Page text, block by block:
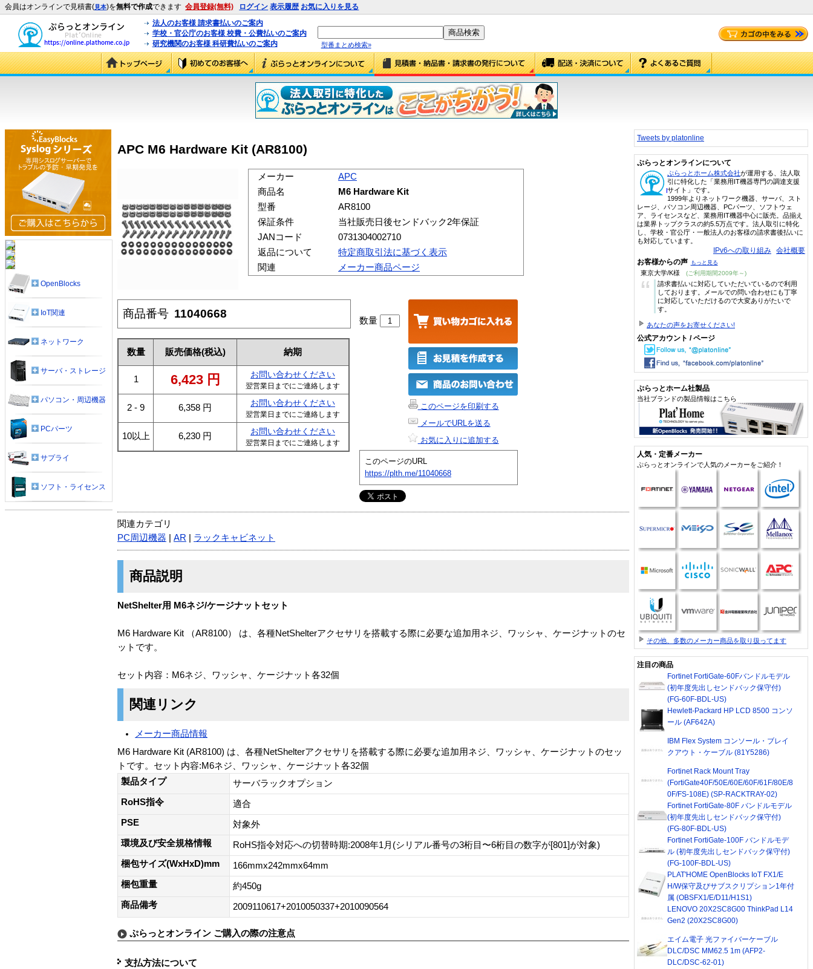
会員はオンラインで見積書(見本)を無料で作成できます 会員登録(無料) ログイン 表示履歴 お気に入りを見る
法人のお客様 請求書払いのご案内
学校・官公庁のお客様 校費・公費払いのご案内
研究機関のお客様 科研費払いのご案内
型番まとめ検索»
APC M6 Hardware Kit (AR8100)
メーカー
APC
商品名
M6 Hardware Kit
型番
AR8100
保証条件
当社販売日後センドバック2年保証
JANコード
0731304002710
返品について
特定商取引法に基づく表示
関連
メーカー商品ページ
商品番号 11040668
数量 販売価格(税込) 納期
1 6,423 円 お問い合わせください
翌営業日までにご連絡します
2 - 9 6,358 円 お問い合わせください
翌営業日までにご連絡します
10以上 6,230 円 お問い合わせください
翌営業日までにご連絡します
数量
このページを印刷する
メールでURLを送る
お気に入りに追加する
このページのURL
https://plth.me/11040668
関連カテゴリ
PC周辺機器
AR ラックキャビネット
商品説明
NetShelter用 M6ネジ/ケージナットセット
M6 Hardware Kit （AR8100） は、各種NetShelterアクセサリを搭載する際に必要な追加用ネジ、ワッシャ、ケージナットのセ
ットです。
セット内容：M6ネジ、ワッシャ、ケージナット各32個
関連リンク
メーカー商品情報
M6 Hardware Kit (AR8100) は、各種NetShelterアクセサリを搭載する際に必要な追加用ネジ、ワッシャ、ケージナットのセッ
トです。セット内容:M6ネジ、ワッシャ、ケージナット各32個
製品タイプ
サーバラックオプション
RoHS指令
適合
PSE
対象外
環境及び安全規格情報
RoHS指令対応への切替時期:2008年1月(シリアル番号の3桁目〜6桁目の数字が[801]が対象)
梱包サイズ(WxHxD)mm
166mmx242mmx64mm
梱包重量
約450g
商品備考
2009110617+2010050337+2010090564
ぷらっとオンライン ご購入の際の注意点
支払方法について
OpenBlocks
IoT関連
ネットワーク
サーバ・ストレージ
パソコン・周辺機器
PCパーツ
サプライ
ソフト・ライセンス
Tweets by platonline
ぷらっとオンラインについて
ぷらっとホーム株式会社が運用する、法人取
引に特化した「業務用IT機器専門の調達支援
サイト」です。
1999年よりネットワーク機器、サーバ、スト
レージ、パソコン周辺機器、PCパーツ、ソフトウェ
ア、ライセンスなど、業務用IT機器中心に販売。品揃え
は業界トップクラスの約5.5万点です。法人取引に特化
し、学校・官公庁・一般法人のお客様の請求書後払いに
も対応しています。
IPv6への取り組み 会社概要
お客様からの声 もっと見る
東京大学/K様 (ご利用期間2009年～)
“
請求書払いに対応していただいているので利用
しております。メールでの問い合わせにも丁寧
に対応していただけるので大変ありがたいで
す。
あなたの声をお寄せください!
公式アカウント / ページ
ぷらっとホーム社製品
当社ブランドの製品情報はこちら
人気・定番メーカー
ぷらっとオンラインで人気のメーカーをご紹介！
その他、多数のメーカー商品を取り扱ってます
注目の商品
Fortinet FortiGate-60Fバンドルモデル
(初年度先出しセンドバック保守付)
(FG-60F-BDL-US)
Hewlett-Packard HP LCD 8500 コンソ
ール (AF642A)
IBM Flex System コンソール・ブレイ
クアウト・ケーブル (81Y5286)
Fortinet Rack Mount Tray
(FortiGate40F/50E/60E/60F/61F/80E/8
0F/FS-108E) (SP-RACKTRAY-02)
Fortinet FortiGate-80F バンドルモデル
(初年度先出しセンドバック保守付)
(FG-80F-BDL-US)
Fortinet FortiGate-100F バンドルモデ
ル (初年度先出しセンドバック保守付)
(FG-100F-BDL-US)
PLAT'HOME OpenBlocks IoT FX1/E
H/W保守及びサブスクリプション1年付
属 (OBSFX1/E/D11/H1S1)
LENOVO 20X2SC8G00 ThinkPad L14
Gen2 (20X2SC8G00)
エイム電子 光ファイバーケーブル
DLC/DSC MM62.5 1m (AFP2-
DLC/DSC-62-01)